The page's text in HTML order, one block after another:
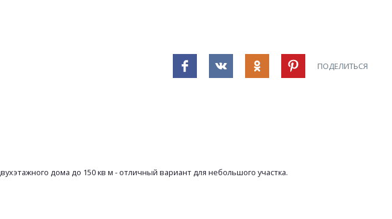
ПОДЕЛИТЬСЯ
дома до 150 кв м - отличный вариант для небольшого участка.